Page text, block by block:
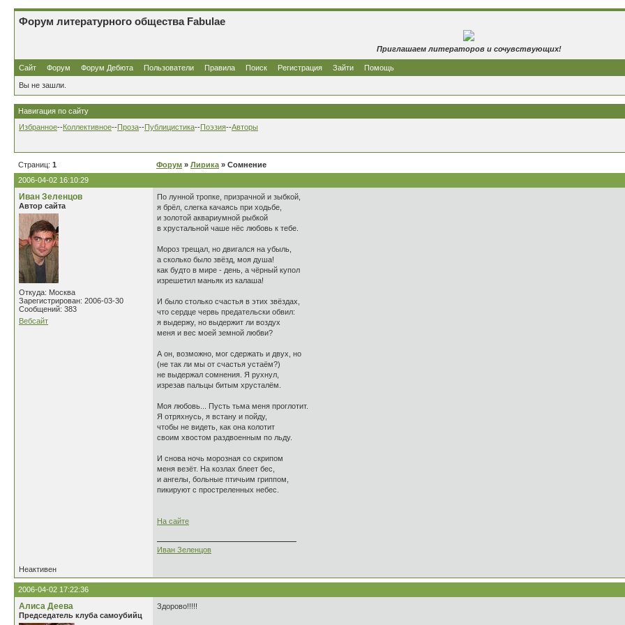
Форум литературного общества Fabulae
Приглашаем литераторов и сочувствующих!
Сайт Форум Форум Дебюта Пользователи Правила Поиск Регистрация Зайти Помощь
Вы не зашли.
Навигация по сайту
Избранное--Коллективное--Проза--Публицистика--Поэзия--Авторы
Страниц: 1 Форум » Лирика » Сомнение
2006-04-02 16:10:29
Иван Зеленцов
Автор сайта
Откуда: Москва
Зарегистрирован: 2006-03-30
Сообщений: 383
Вебсайт
По лунной тропке, призрачной и зыбкой,
я брёл, слегка качаясь при ходьбе,
и золотой аквариумной рыбкой
в хрустальной чаше нёс любовь к тебе.
Мороз трещал, но двигался на убыль,
а сколько было звёзд, моя душа!
как будто в мире - день, а чёрный купол
изрешетил маньяк из калаша!
И было столько счастья в этих звёздах,
что сердце червь предательски обвил:
я выдержу, но выдержит ли воздух
меня и вес моей земной любви?
А он, возможно, мог сдержать и двух, но
(не так ли мы от счастья устаём?)
не выдержал сомнения. Я рухнул,
изрезав пальцы битым хрусталём.
Моя любовь... Пусть тьма меня проглотит.
Я отряхнусь, я встану и пойду,
чтобы не видеть, как она колотит
своим хвостом раздвоенным по льду.
И снова ночь морозная со скрипом
меня везёт. На козлах блеет бес,
и ангелы, больные птичьим гриппом,
пикируют с простреленных небес.
На сайте
Иван Зеленцов
Неактивен
2006-04-02 17:22:36
Алиса Деева
Председатель клуба самоубийц
Здорово!!!!!